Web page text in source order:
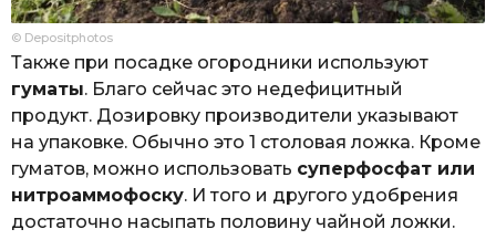
© Depositphotos
Также при посадке огородники используют
гуматы. Благо сейчас это недефицитный
продукт. Дозировку производители указывают
на упаковке. Обычно это 1 столовая ложка. Кроме
гуматов, можно использовать суперфосфат или
нитроаммофоску. И того и другого удобрения
достаточно насыпать половину чайной ложки.